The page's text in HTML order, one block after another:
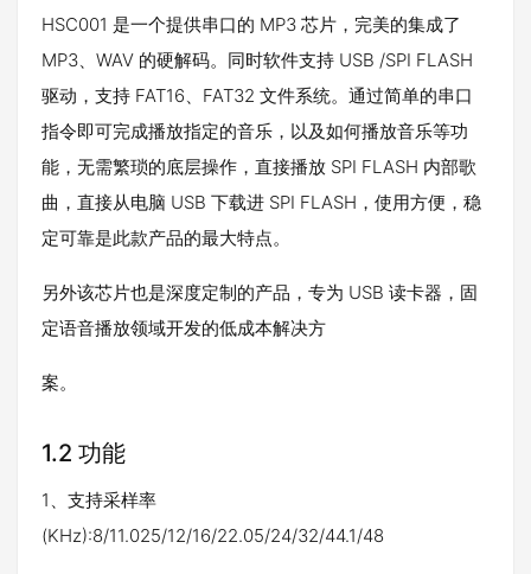
HSC001 是一个提供串口的 MP3 芯片，完美的集成了
MP3、WAV 的硬解码。同时软件支持 USB /SPI FLASH
驱动，支持 FAT16、FAT32 文件系统。通过简单的串口
指令即可完成播放指定的音乐，以及如何播放音乐等功
能，无需繁琐的底层操作，直接播放 SPI FLASH 内部歌
曲，直接从电脑 USB 下载进 SPI FLASH，使用方便，稳
定可靠是此款产品的最大特点。
另外该芯片也是深度定制的产品，专为 USB 读卡器，固
定语音播放领域开发的低成本解决方
案。
1.2 功能
1、支持采样率
(KHz):8/11.025/12/16/22.05/24/32/44.1/48